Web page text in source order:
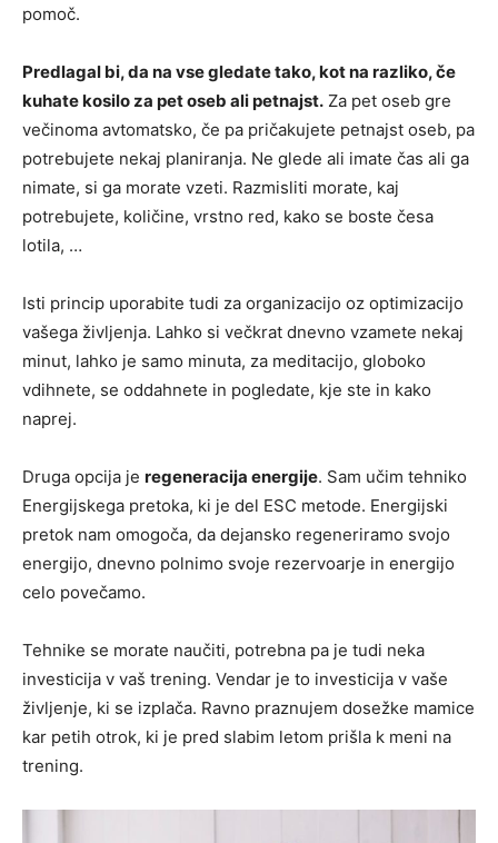
pomoč.
Predlagal bi, da na vse gledate tako, kot na razliko, če
kuhate kosilo za pet oseb ali petnajst. Za pet oseb gre
večinoma avtomatsko, če pa pričakujete petnajst oseb, pa
potrebujete nekaj planiranja. Ne glede ali imate čas ali ga
nimate, si ga morate vzeti. Razmisliti morate, kaj
potrebujete, količine, vrstno red, kako se boste česa
lotila, …
Isti princip uporabite tudi za organizacijo oz optimizacijo
vašega življenja. Lahko si večkrat dnevno vzamete nekaj
minut, lahko je samo minuta, za meditacijo, globoko
vdihnete, se oddahnete in pogledate, kje ste in kako
naprej.
Druga opcija je regeneracija energije. Sam učim tehniko
Energijskega pretoka, ki je del ESC metode. Energijski
pretok nam omogoča, da dejansko regeneriramo svojo
energijo, dnevno polnimo svoje rezervoarje in energijo
celo povečamo.
Tehnike se morate naučiti, potrebna pa je tudi neka
investicija v vaš trening. Vendar je to investicija v vaše
življenje, ki se izplača. Ravno praznujem dosežke mamice
kar petih otrok, ki je pred slabim letom prišla k meni na
trening.